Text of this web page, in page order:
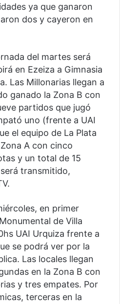
ya que ganaron
dos y cayeron en
del martes será
en Ezeiza a Gimnasia
Las Millonarias llegan a
ganado la Zona B con
partidos que jugó
uno (frente a UAI
el equipo de La Plata
A con cinco
y un total de 15
transmitido,
en primer
de Villa
UAI Urquiza frente a
se podrá ver por la
Las locales llegan
en la Zona B con
y tres empates. Por
terceras en la